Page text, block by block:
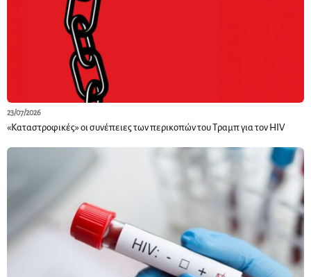
23/07/2026
«Καταστροφικές» οι συνέπειες των περικοπών του Τραμπ για τον HIV